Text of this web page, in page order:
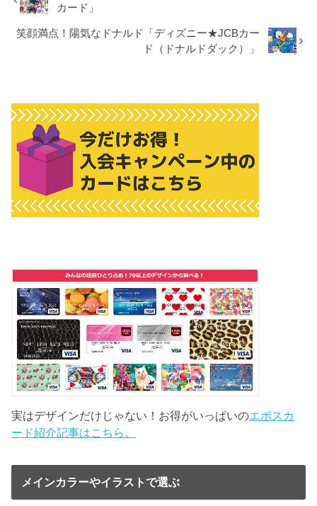
カード」
笑顔満点！陽気なドナルド「ディズニー★JCBカー
ド（ドナルドダック）」
実はデザインだけじゃない！お得がいっぱいのエポスカ
ード紹介記事はこちら。
メインカラーやイラストで選ぶ